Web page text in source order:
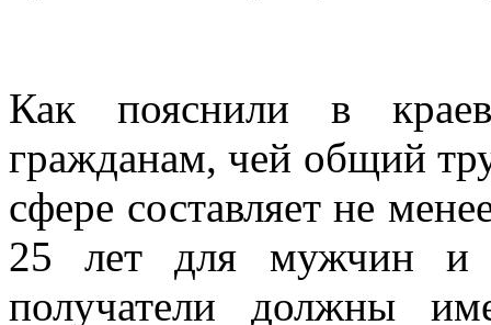
Как пояснили в
гражданам, чей общий
сфере составляет не
25 лет для мужчин и
получатели должны